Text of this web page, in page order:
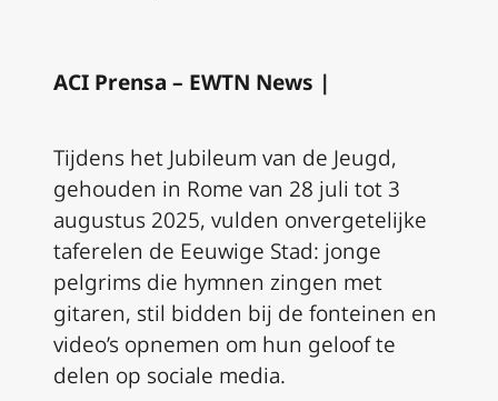
ACI Prensa – EWTN News |
Tijdens het Jubileum van de Jeugd,
gehouden in Rome van 28 juli tot 3
augustus 2025, vulden onvergetelijke
taferelen de Eeuwige Stad: jonge
pelgrims die hymnen zingen met
gitaren, stil bidden bij de fonteinen en
video’s opnemen om hun geloof te
delen op sociale media.